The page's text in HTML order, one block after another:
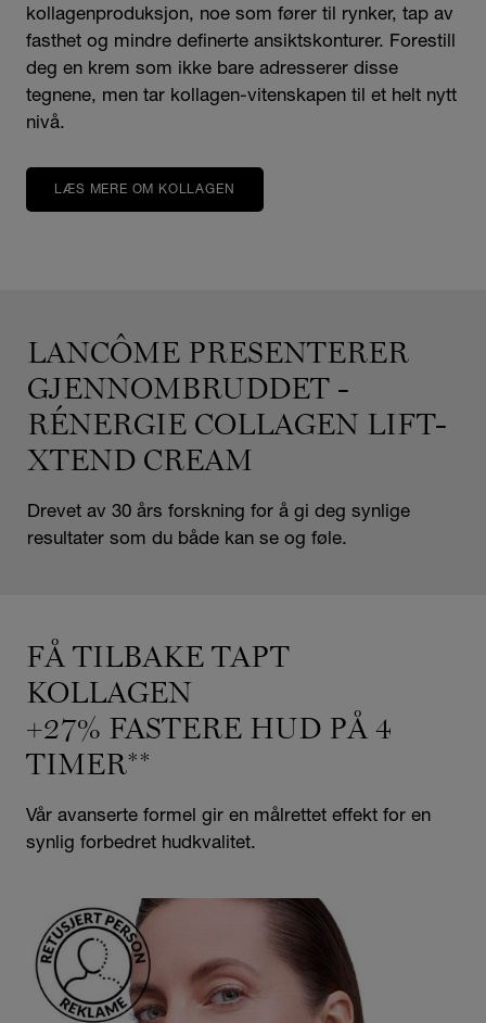
kollagenproduksjon, noe som fører til rynker, tap av
fasthet og mindre definerte ansiktskonturer. Forestill
deg en krem som ikke bare adresserer disse
tegnene, men tar kollagen-vitenskapen til et helt nytt
nivå.
LÆS MERE OM KOLLAGEN
LANCÔME PRESENTERER
GJENNOMBRUDDET -
RÉNERGIE COLLAGEN LIFT-
XTEND CREAM
Drevet av 30 års forskning for å gi deg synlige
resultater som du både kan se og føle.
FÅ TILBAKE TAPT
KOLLAGEN
+27% FASTERE HUD PÅ 4
TIMER**
Vår avanserte formel gir en målrettet effekt for en
synlig forbedret hudkvalitet.